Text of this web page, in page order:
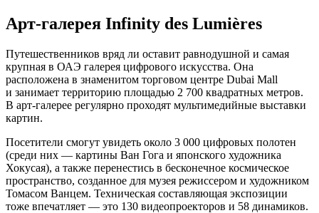
Арт-галерея Infinity des Lumières
Путешественников вряд ли оставит равнодушной и самая
крупная в ОАЭ галерея цифрового искусства. Она
расположена в знаменитом торговом центре Dubai Mall
и занимает территорию площадью 2 700 квадратных метров.
В арт-галерее регулярно проходят мультимедийные выставки
картин.
Посетители смогут увидеть около 3 000 цифровых полотен
(среди них — картины Ван Гога и японского художника
Хокусая), а также перенестись в бесконечное космическое
пространство, созданное для музея режиссером и художником
Томасом Ванцем. Техническая составляющая экспозиции
тоже впечатляет — это 130 видеопроекторов и 58 динамиков.